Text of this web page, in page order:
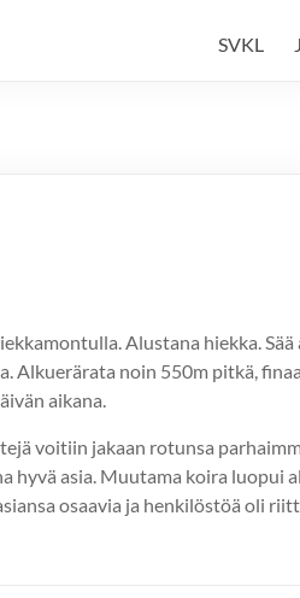
SVKL
Alustana hiekka.
Alkuerärata noin 550m pitkä,
aikana.
voitiin jakaan rotunsa
hyvä asia. Muutama koira
osaavia ja henkilöstöä oli